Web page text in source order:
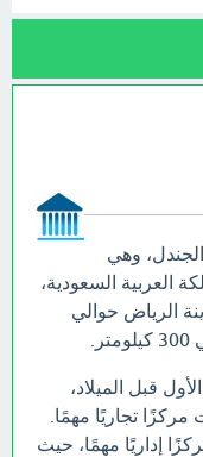
وهي
العربية السعودية،
الرياض حوالي
قبل الميلاد،
تجاريًا مهمًا.
إداريًا مهمًا، حيث